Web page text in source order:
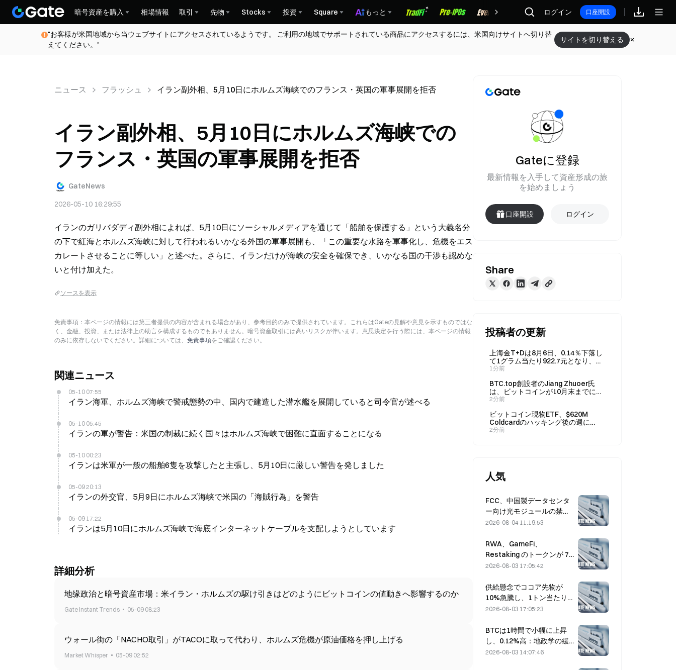
暗号資産を購入 相場情報 取引 先物 Stocks 投資 Square もっと 報酬 ログイン 口座開設
"お客様が米国地域から当ウェブサイトにアクセスされているようです。 ご利用の地域でサポートされている商品にアクセスするには、米国向けサイトへ切り替
えてください。"
サイトを切り替える
ニュース フラッシュ イラン副外相、5月10日にホルムズ海峡でのフランス・英国の軍事展開を拒否
イラン副外相、5月10日にホルムズ海峡での
フランス・英国の軍事展開を拒否
GateNews
2026-05-10 16:29:55
イランのガリバダディ副外相によれば、5月10日にソーシャルメディアを通じて「船舶を保護する」という大義名分
の下で紅海とホルムズ海峡に対して行われるいかなる外国の軍事展開も、「この重要な水路を軍事化し、危機をエス
カレートさせることに等しい」と述べた。さらに、イランだけが海峡の安全を確保でき、いかなる国の干渉も認めな
いと付け加えた。
ソースを表示
免責事項：本ページの情報には第三者提供の内容が含まれる場合があり、参考目的のみで提供されています。これらはGateの見解や意見を示すものではな
く、金融、投資、または法律上の助言を構成するものでもありません。暗号資産取引には高いリスクが伴います。意思決定を行う際には、本ページの情報
のみに依存しないでください。詳細については、 免責事項をご確認ください。
関連ニュース
05-10 07:55
イラン海軍、ホルムズ海峡で警戒態勢の中、国内で建造した潜水艦を展開していると司令官が述べる
05-10 05:45
イランの軍が警告：米国の制裁に続く国々はホルムズ海峡で困難に直面することになる
05-10 00:23
イランは米軍が一般の船舶6隻を攻撃したと主張し、5月10日に厳しい警告を発しました
05-09 20:13
イランの外交官、5月9日にホルムズ海峡で米国の「海賊行為」を警告
05-09 17:22
イランは5月10日にホルムズ海峡で海底インターネットケーブルを支配しようとしています
詳細分析
地缘政治と暗号資産市場：米イラン・ホルムズの駆け引きはどのようにビットコインの値動きへ影響するのか
Gate Instant Trends 05-09 08:23
ウォール街の「NACHO取引」がTACOに取って代わり、ホルムズ危機が原油価格を押し上げる
Market Whisper 05-09 02:52
Gateに登録
最新情報を入手して資産形成の旅
を始めましょう
口座開設 ログイン
Share
投稿者の更新
上海金T+Dは8月6日、0.14％下落し
て1グラム当たり922.7元となり、銀
は0.88％下落しました。
1分前
BTC.top創設者のJiang Zhuoer氏
は、ビットコインが10月末までに
44,016ドルまで下落する可能性があ
2分前
ビットコイン現物ETF、$620M
Coldcardのハッキング後の週に
$116M の資金流入を記録
2分前
人気
FCC、中国製データセンタ
ー向け光モジュールの禁止
案を策定、Xinyuanは27%
る可能性
2026-08-04 11:19:53
RWA、GameFi、
Restaking のトークンが 7
月のリード市場パフォーマ
2026-08-03 17:05:42
供給懸念でココア先物が
10%急騰し、1トン当たり
6,000ドルに接近
2026-08-03 17:05:23
BTCは1時間で小幅に上昇
し、0.12%高：地政学の緩
和とマクロのムードの連動
2026-08-03 14:07:46